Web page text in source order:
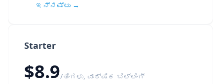
Starter
$8.9/ತಿಂಗಳು, ವಾರ್ಷಿಕ ಬಿಲ್ಲಿಂಗ್
ಇನ್ನಷ್ಟು →